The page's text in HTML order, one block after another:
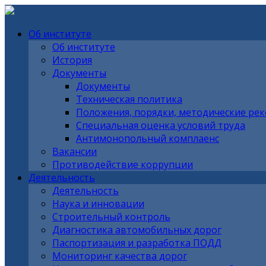
Об институте
Об институте
История
Документы
Документы
Техническая политика
Положения, порядки, методические
Специальная оценка условий труда
Антимонопольный комплаенс
Вакансии
Противодействие коррупции
Деятельность
Деятельность
Наука и инновации
Строительный контроль
Диагностика автомобильных дорог
Паспортизация и разработка ПОДД
Мониторинг качества дорог